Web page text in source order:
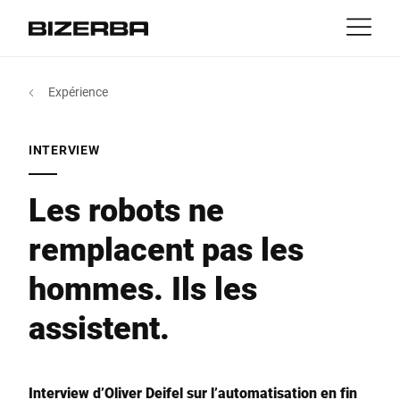
Expérience
Services et support
Entreprise
MyBizerba
Amérique
Australie
INTERVIEW
Les robots ne
remplacent pas les
hommes. Ils les
assistent.
Interview d’Oliver Deifel sur l’automatisation en fin
Expérience